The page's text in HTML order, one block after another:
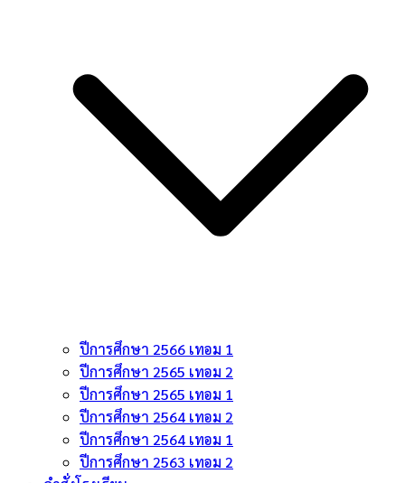
ปีการศึกษา 2566 เทอม 1
ปีการศึกษา 2565 เทอม 2
ปีการศึกษา 2565 เทอม 1
ปีการศึกษา 2564 เทอม 2
ปีการศึกษา 2564 เทอม 1
ปีการศึกษา 2563 เทอม 2